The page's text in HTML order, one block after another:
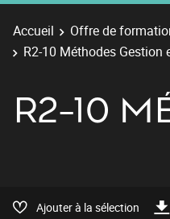
Accueil Offre de
R2-10 Méthodes Gestion
R2-10
Ajouter à la sélection